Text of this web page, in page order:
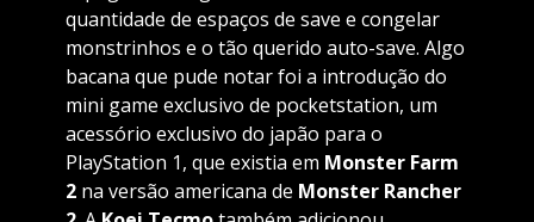
quantidade de espaços de save e congelar
monstrinhos e o tão querido auto-save. Algo
bacana que pude notar foi a introdução do
mini game exclusivo de pocketstation, um
acessório exclusivo do japão para o
PlayStation 1, que existia em Monster Farm
2 na versão americana de Monster Rancher